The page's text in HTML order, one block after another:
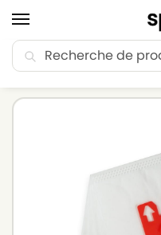
🚚 Livraison Point